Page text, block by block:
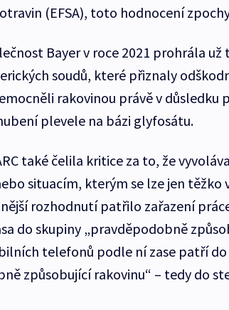
(EFSA), toto hodnocení
Bayer v roce 2021 prohrála
soudů, které přiznaly
rakovinou právě v důsledku
plevele na bázi glyfosátu.
také čelila kritice za to, že
situacím, kterým se lze jen těžko
rozhodnutí patřilo zařazení
do skupiny „pravděpodobně
telefonů podle ní zase patří
způsobující rakovinu“ – tedy do